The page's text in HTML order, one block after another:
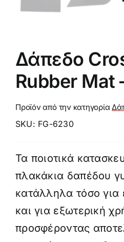
Δάπεδο
Rubber Mat
Προϊόν από την κατηγορία
SKU: FG-6230
Τα ποιοτικά
πλακάκια δαπέδου
κατάλληλα τόσο για
και για εξωτερική
προσφέροντας